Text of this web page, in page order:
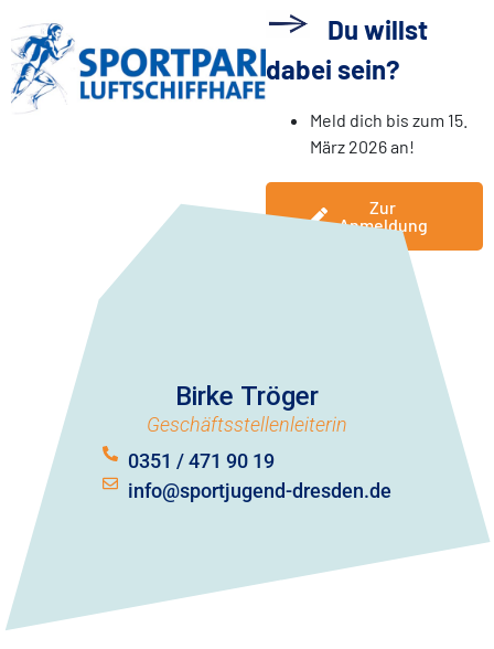
Du willst
dabei sein?
Meld dich bis zum 15.
März 2026 an!
Zur
Anmeldung
Birke Tröger
Geschäftsstellenleiterin
0351 / 471 90 19
info@sportjugend-dresden.de